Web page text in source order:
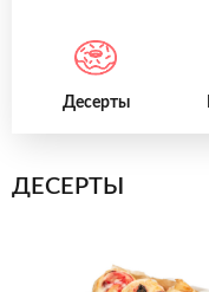
Десерты
ДЕСЕРТЫ